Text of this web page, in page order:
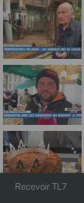
Recevoir TL7